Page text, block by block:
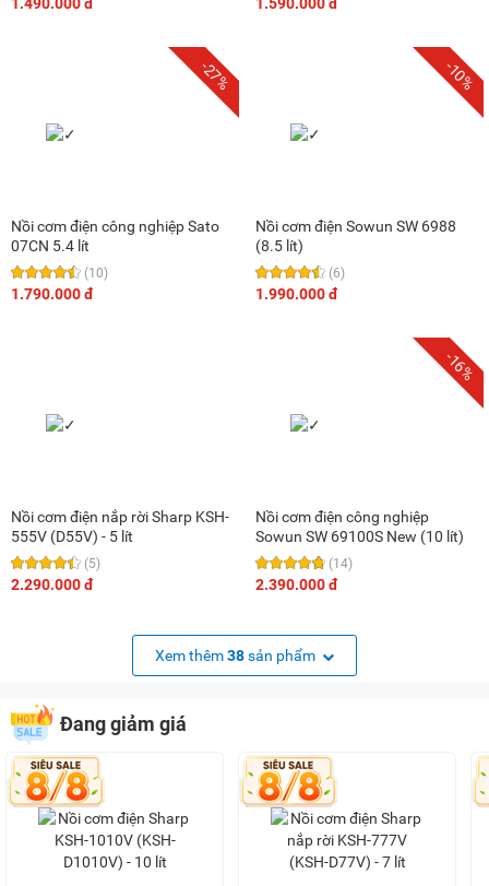
-27%
Nồi cơm điện công nghiệp Sato
07CN 5.4 lít
(10)
1.790.000 đ
-10%
Nồi cơm điện Sowun SW 6988
(8.5 lít)
(6)
1.990.000 đ
Nồi cơm điện nắp rời Sharp KSH-
555V (D55V) - 5 lít
(5)
2.290.000 đ
-16%
Nồi cơm điện công nghiệp
Sowun SW 69100S New (10 lít)
(14)
2.390.000 đ
Xem thêm38sản phẩm
Đang giảm giá